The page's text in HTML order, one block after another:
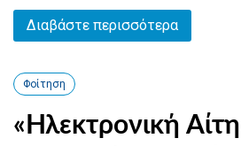
Διαβάστε περισσότερα
Φοίτηση
«Ηλεκτρονική